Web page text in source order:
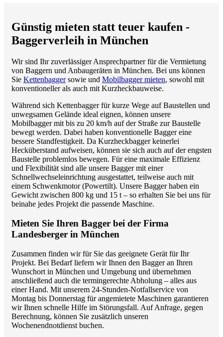
Günstig mieten statt teuer kaufen -
Baggerverleih in München
Wir sind Ihr zuverlässiger Ansprechpartner für die Vermietung
von Baggern und Anbaugeräten in München. Bei uns können
Sie Kettenbaggersowie und Mobilbagger mieten, sowohl mit
konventioneller als auch mit Kurzheckbauweise.
Während sich Kettenbagger für kurze Wege auf Baustellen und
unwegsamen Gelände ideal eignen, können unsere
Mobilbagger mit bis zu 20 km/h auf der Straße zur Baustelle
bewegt werden. Dabei haben konventionelle Bagger eine
bessere Standfestigkeit. Da Kurzheckbagger keinerlei
Hecküberstand aufweisen, können sie sich auch auf der engsten
Baustelle problemlos bewegen. Für eine maximale Effizienz
und Flexibilität sind alle unsere Bagger mit einer
Schnellwechseleinrichtung ausgestattet, teilweise auch mit
einem Schwenkmotor (Powertilt). Unsere Bagger haben ein
Gewicht zwischen 800 kg und 15 t – so erhalten Sie bei uns für
beinahe jedes Projekt die passende Maschine.
Mieten Sie Ihren Bagger bei der Firma
Landesberger in München
Zusammen finden wir für Sie das geeignete Gerät für Ihr
Projekt. Bei Bedarf liefern wir Ihnen den Bagger an Ihren
Wunschort in München und Umgebung und übernehmen
anschließend auch die termingerechte Abholung – alles aus
einer Hand. Mit unserem 24-Stunden-Notfallservice von
Montag bis Donnerstag für angemietete Maschinen garantieren
wir Ihnen schnelle Hilfe im Störungsfall. Auf Anfrage, gegen
Berechnung, können Sie zusätzlich unseren
Wochenendnotdienst buchen.